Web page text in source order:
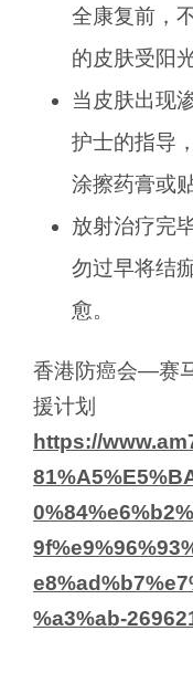
全康复前，
的皮肤受阳
当皮肤出现
护士的指导
涂擦药膏或
放射治疗完
勿过早将结
愈。
香港防癌会—赛
援计划
https://
%a3%ab-